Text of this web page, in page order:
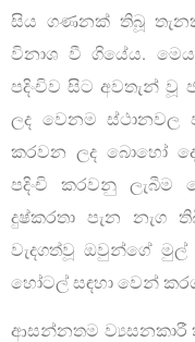
සිය ගණනක් තිබූ
විනාශ වී ගියේය.
පදිංචිව සිට අවතැන්
ලද වෙනම ස්ථානවල
කරවන ලද බොහෝ
පදිංචි කරවනු ලැබීම
දුෂ්කරතා පැන නැග
වැදගත්වූ ඔවුන්ගේ
හෝටල් සඳහා වෙන්
ආසන්නතම ව්‍යසනකාරී